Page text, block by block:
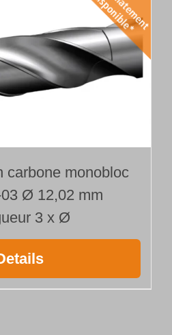
carbone monobloc
Ø 12,02 mm
3 x Ø